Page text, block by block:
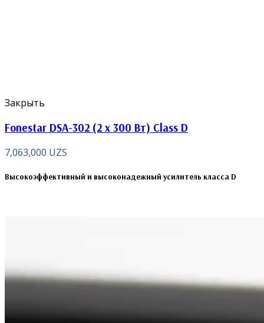
Закрыть
Fonestar DSA-302 (2 x 300 Вт) Class D
7,063,000 UZS
Высокоэффективный и высоконадежный усилитель класса D